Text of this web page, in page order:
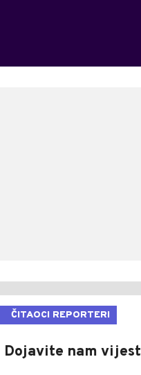
ČITAOCI REPORTERI
Dojavite nam vijest